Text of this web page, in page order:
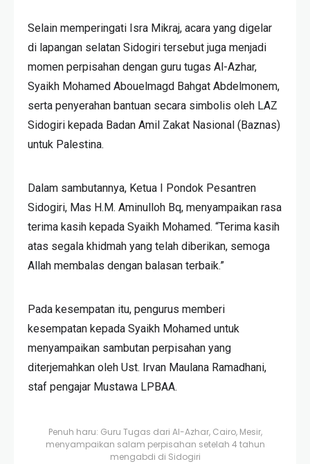
Selain memperingati Isra Mikraj, acara yang digelar
di lapangan selatan Sidogiri tersebut juga menjadi
momen perpisahan dengan guru tugas Al-Azhar,
Syaikh Mohamed Abouelmagd Bahgat Abdelmonem,
serta penyerahan bantuan secara simbolis oleh LAZ
Sidogiri kepada Badan Amil Zakat Nasional (Baznas)
untuk Palestina.
Dalam sambutannya, Ketua I Pondok Pesantren
Sidogiri, Mas H.M. Aminulloh Bq, menyampaikan rasa
terima kasih kepada Syaikh Mohamed. “Terima kasih
atas segala khidmah yang telah diberikan, semoga
Allah membalas dengan balasan terbaik.”
Pada kesempatan itu, pengurus memberi
kesempatan kepada Syaikh Mohamed untuk
menyampaikan sambutan perpisahan yang
diterjemahkan oleh Ust. Irvan Maulana Ramadhani,
staf pengajar Mustawa LPBAA.
Penuh haru: Guru Tugas dari Al-Azhar, Cairo, Mesir,
menyampaikan salam perpisahan setelah 4 tahun
mengabdi di Sidogiri